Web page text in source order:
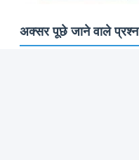
अक्सर पूछे जाने वाले प्रश्न